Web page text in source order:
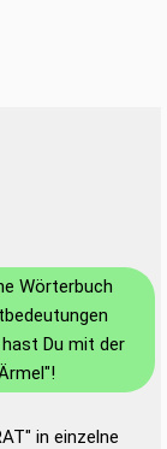
Wörterbuch
Du mit der
in einzelne